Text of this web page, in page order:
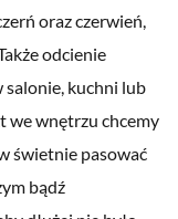
oraz czerwień,
odcienie
salonie, kuchni lub
we wnętrzu chcemy
świetnie pasować
bądź